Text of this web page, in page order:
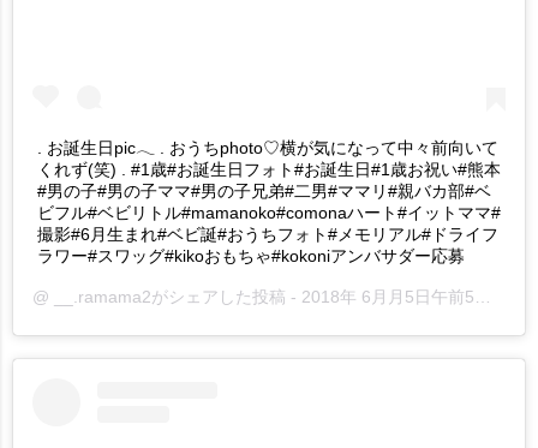
. お誕生日pic𓂃 . おうちphoto♡横が気になって中々前向いて
くれず(笑) . #1歳#お誕生日フォト#お誕生日#1歳お祝い#熊本
#男の子#男の子ママ#男の子兄弟#二男#ママリ#親バカ部#ベ
ビフル#ベビリトル#mamanoko#comonaハート#イットママ#
撮影#6月生まれ#ベビ誕#おうちフォト#メモリアル#ドライフ
ラワー#スワッグ#kikoおもちゃ#kokoniアンバサダー応募
@ __.ramama2がシェアした投稿 - 2018年 6月月5日午前5時41分PDT